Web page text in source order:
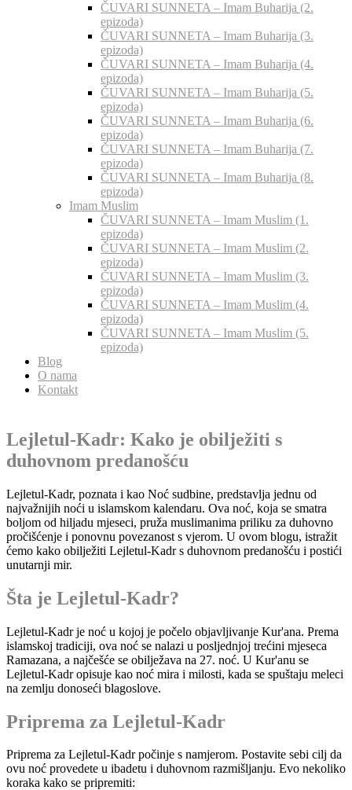
ČUVARI SUNNETA – Imam Buharija (2.
epizoda)
ČUVARI SUNNETA – Imam Buharija (3.
epizoda)
ČUVARI SUNNETA – Imam Buharija (4.
epizoda)
ČUVARI SUNNETA – Imam Buharija (5.
epizoda)
ČUVARI SUNNETA – Imam Buharija (6.
epizoda)
ČUVARI SUNNETA – Imam Buharija (7.
epizoda)
ČUVARI SUNNETA – Imam Buharija (8.
epizoda)
Imam Muslim
ČUVARI SUNNETA – Imam Muslim (1.
epizoda)
ČUVARI SUNNETA – Imam Muslim (2.
epizoda)
ČUVARI SUNNETA – Imam Muslim (3.
epizoda)
ČUVARI SUNNETA – Imam Muslim (4.
epizoda)
ČUVARI SUNNETA – Imam Muslim (5.
epizoda)
Blog
O nama
Kontakt
Lejletul-Kadr: Kako je obilježiti s
duhovnom predanošću
Lejletul-Kadr, poznata i kao Noć sudbine, predstavlja jednu od
najvažnijih noći u islamskom kalendaru. Ova noć, koja se smatra
boljom od hiljadu mjeseci, pruža muslimanima priliku za duhovno
pročišćenje i ponovnu povezanost s vjerom. U ovom blogu, istražit
ćemo kako obilježiti Lejletul-Kadr s duhovnom predanošću i postići
unutarnji mir.
Šta je Lejletul-Kadr?
Lejletul-Kadr je noć u kojoj je počelo objavljivanje Kur'ana. Prema
islamskoj tradiciji, ova noć se nalazi u posljednjoj trećini mjeseca
Ramazana, a najčešće se obilježava na 27. noć. U Kur'anu se
Lejletul-Kadr opisuje kao noć mira i milosti, kada se spuštaju meleci
na zemlju donoseći blagoslove.
Priprema za Lejletul-Kadr
Priprema za Lejletul-Kadr počinje s namjerom. Postavite sebi cilj da
ovu noć provedete u ibadetu i duhovnom razmišljanju. Evo nekoliko
koraka kako se pripremiti: